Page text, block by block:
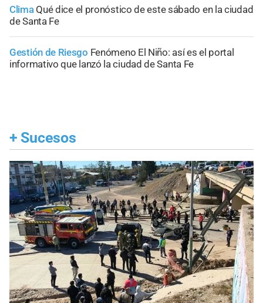
Clima Qué dice el pronóstico de este sábado en la ciudad
de Santa Fe
Gestión de Riesgo Fenómeno El Niño: así es el portal
informativo que lanzó la ciudad de Santa Fe
+ Sucesos